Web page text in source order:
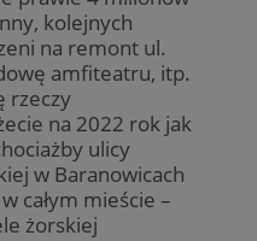
kolejnych
na remont ul.
amfiteatru, itp.
rzeczy
na 2022 rok jak
ulicy
w Baranowicach
całym mieście –
żorskiej